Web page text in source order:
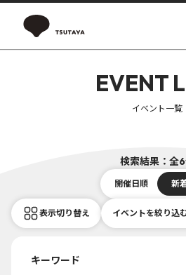
EVENT
イベント一覧
検索結果：全
開催日順 新
表示切り替え イベントを絞り込
キーワード